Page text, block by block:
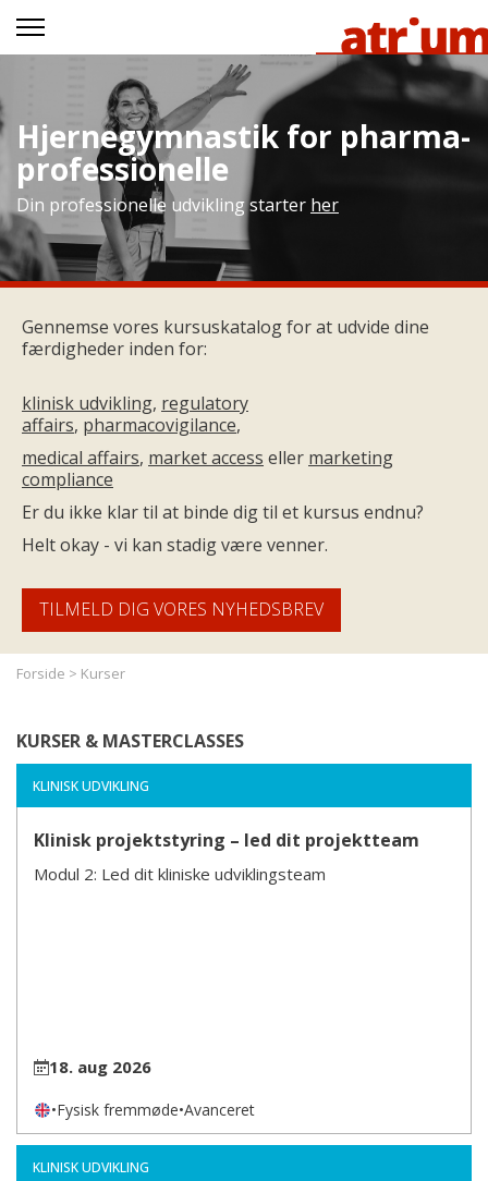
Hjernegymnastik for pharma-
professionelle
Din professionelle udvikling starter her
Gennemse vores kursuskatalog for at udvide dine
færdigheder inden for:
klinisk udvikling, regulatory
affairs, pharmacovigilance,
medical affairs, market access eller marketing
compliance
Er du ikke klar til at binde dig til et kursus endnu?
Helt okay - vi kan stadig være venner.
TILMELD DIG VORES NYHEDSBREV
Forside > Kurser
KURSER & MASTERCLASSES
KLINISK UDVIKLING
Klinisk projektstyring – led dit projektteam
Modul 2: Led dit kliniske udviklingsteam
18. aug 2026
•Fysisk fremmøde•Avanceret
KLINISK UDVIKLING